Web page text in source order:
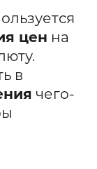
цен на
в
чего-